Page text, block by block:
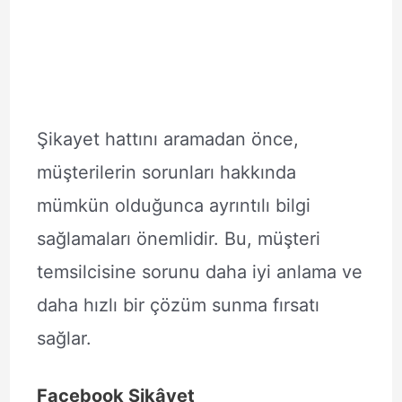
Şikayet hattını aramadan önce,
müşterilerin sorunları hakkında
mümkün olduğunca ayrıntılı bilgi
sağlamaları önemlidir. Bu, müşteri
temsilcisine sorunu daha iyi anlama ve
daha hızlı bir çözüm sunma fırsatı
sağlar.
Facebook Şikâyet